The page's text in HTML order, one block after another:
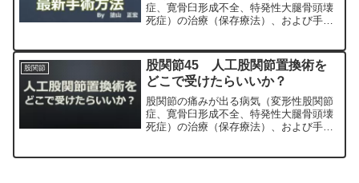
症、寛骨臼形成不全、特発性大腿骨頭壊
死症）の治療（保存療法）、および手術
科専門医（人工関節手術を専門）の塗山
正宏が色々と説明します。
股関節
股関節45 人工股関節置換術を
どこで受けたらいいか？
股関節の痛みが出る病気（変形性股関節
症、寛骨臼形成不全、特発性大腿骨頭壊
死症）の治療（保存療法）、および手術